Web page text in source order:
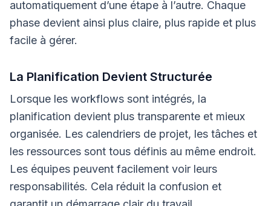
automatiquement d’une étape à l’autre. Chaque
phase devient ainsi plus claire, plus rapide et plus
facile à gérer.
La Planification Devient Structurée
Lorsque les workflows sont intégrés, la
planification devient plus transparente et mieux
organisée. Les calendriers de projet, les tâches et
les ressources sont tous définis au même endroit.
Les équipes peuvent facilement voir leurs
responsabilités. Cela réduit la confusion et